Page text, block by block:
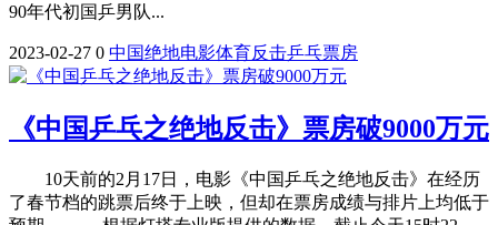
90年代初国乒男队...
2023-02-27 0 中国绝地电影体育反击乒乓票房
《中国乒乓之绝地反击》票房破9000万元
10天前的2月17日，电影《中国乒乓之绝地反击》在经历
了春节档的跳票后终于上映，但却在票房成绩与排片上均低于